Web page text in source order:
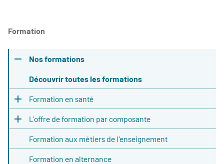
Formation
Nos formations
Découvrir toutes les formations
Formation en santé
L'offre de formation par composante
Formation aux métiers de l'enseignement
Formation en alternance